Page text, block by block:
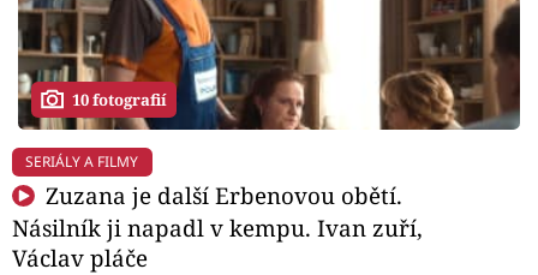
10 fotografií
SERIÁLY A FILMY
Zuzana je další Erbenovou obětí.
Násilník ji napadl v kempu. Ivan zuří,
Václav pláče